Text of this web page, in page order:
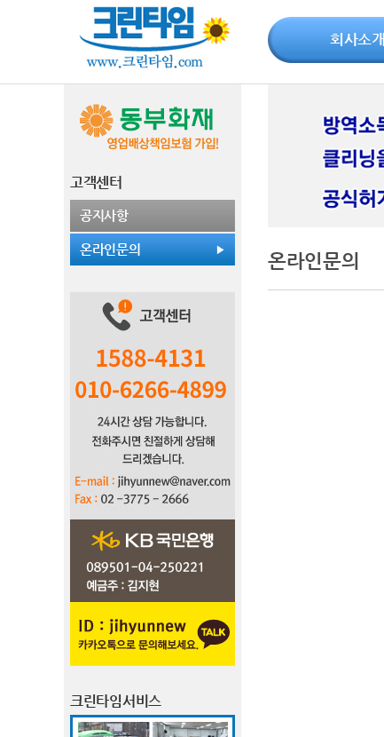
회사소개
고객센터
공지사항
온라인문의
크린타임서비스
온라인문의